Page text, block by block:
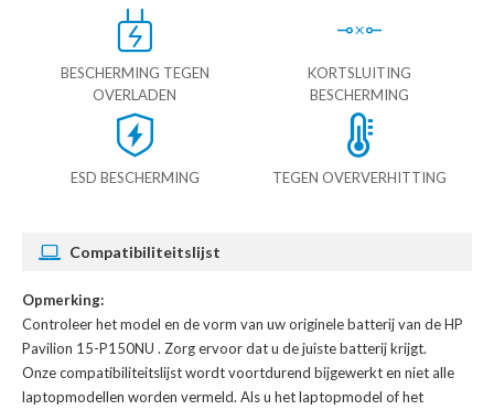
BESCHERMING TEGEN
OVERLADEN
KORTSLUITING
BESCHERMING
ESD BESCHERMING TEGEN OVERVERHITTING
Compatibiliteitslijst
Opmerking:
Controleer het model en de vorm van uw originele batterij van de HP
Pavilion 15-P150NU . Zorg ervoor dat u de juiste batterij krijgt.
Onze compatibiliteitslijst wordt voortdurend bijgewerkt en niet alle
laptopmodellen worden vermeld. Als u het laptopmodel of het